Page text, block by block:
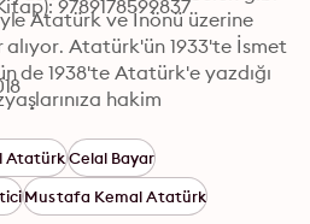
Atatürk ve İnönü üzerine
alıyor. Atatürk'ün 1933'te İsmet
de 1938'te Atatürk'e yazdığı
hakim
9789178599837
AtatürkCelal Bayar
Mustafa Kemal Atatürk